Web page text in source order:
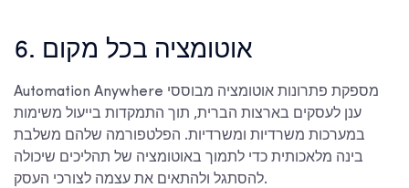
6. אוטומציה בכל מקום
Automation Anywhere מספקת פתרונות אוטומציה מבוססי
ענן לעסקים בארצות הברית, תוך התמקדות בייעול משימות
במערכות משרדיות ומשרדיות. הפלטפורמה שלהם משלבת
בינה מלאכותית כדי לתמוך באוטומציה של תהליכים שיכולה
להסתגל ולהתאים את עצמה לצורכי העסק.